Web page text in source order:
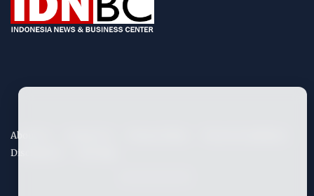
About Us
Disclaimers